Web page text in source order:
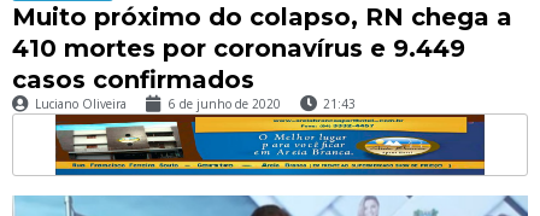
Muito próximo do colapso, RN chega a
410 mortes por coronavírus e 9.449
casos confirmados
Luciano Oliveira 6 de junho de 2020 21:43